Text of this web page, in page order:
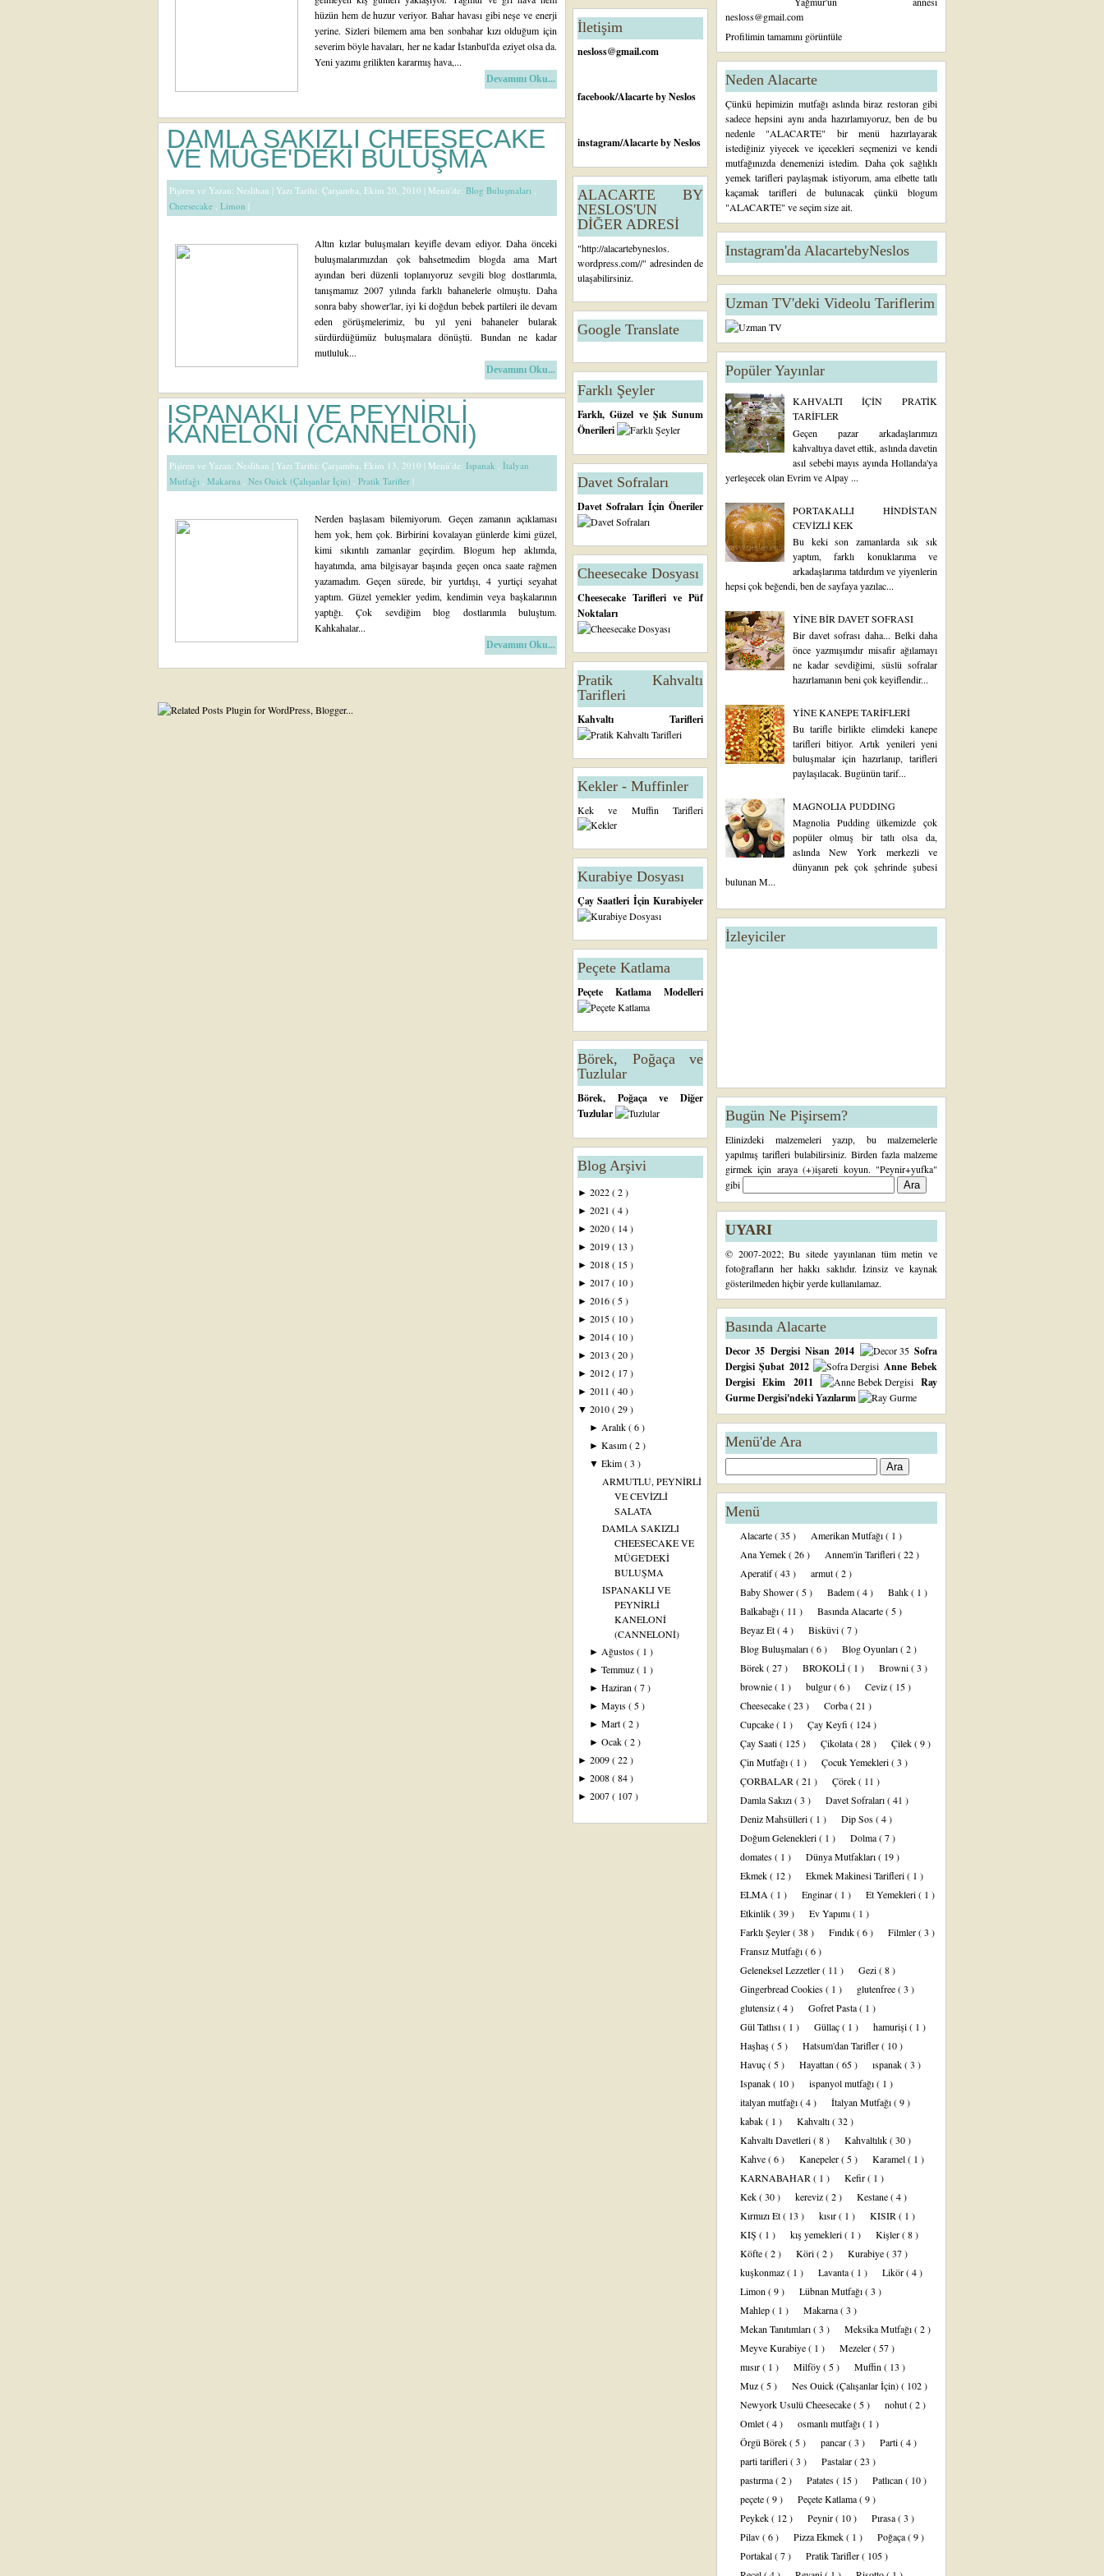
hüzün hem de huzur veriyor. Bahar havası gibi neşe ve enerji
yerine. Sizleri bilemem ama ben sonbahar kızı olduğum için
severim böyle havaları, her ne kadar İstanbul'da eziyet olsa da.
Yeni yazımı grilikten kararmış hava,...
Devamını Oku...
DAMLA SAKIZLI CHEESECAKE
VE MÜGE'DEKİ BULUŞMA
Pişiren ve Yazan: Neslihan | Yazı Tarihi: Çarşamba, Ekim 20, 2010 | Menü'de: Blog Buluşmaları ,
Cheesecake , Limon |
Altın kızlar buluşmaları keyifle devam ediyor. Daha önceki
buluşmalarımızdan çok bahsetmedim blogda ama Mart
ayından beri düzenli toplanıyoruz sevgili blog dostlarımla,
tanışmamız 2007 yılında farklı bahanelerle olmuştu. Daha
sonra baby shower'lar, iyi ki doğdun bebek partileri ile devam
eden görüşmelerimiz, bu yıl yeni bahaneler bularak
sürdürdüğümüz buluşmalara dönüştü. Bundan ne kadar
mutluluk...
Devamını Oku...
ISPANAKLI VE PEYNİRLİ
KANELONİ (CANNELONİ)
Pişiren ve Yazan: Neslihan | Yazı Tarihi: Çarşamba, Ekim 13, 2010 | Menü'de: Ispanak , İtalyan
Mutfağı , Makarna , Nes Ouick (Çalışanlar İçin) , Pratik Tarifler |
Nerden başlasam bilemiyorum. Geçen zamanın açıklaması
hem yok, hem çok. Birbirini kovalayan günlerde kimi güzel,
kimi sıkıntılı zamanlar geçirdim. Blogum hep aklımda,
hayatımda, ama bilgisayar başında geçen onca saate rağmen
yazamadım. Geçen sürede, bir yurtdışı, 4 yurtiçi seyahat
yaptım. Güzel yemekler yedim, kendimin veya başkalarının
yaptığı. Çok sevdiğim blog dostlarımla buluştum.
Kahkahalar...
Devamını Oku...
a
İletişim
nesloss@gmail.com
facebook/Alacarte by Neslos
instagram/Alacarte by Neslos
ALACARTE BY
NESLOS'UN
DİĞER ADRESİ
"http://alacartebyneslos.
wordpress.com//" adresinden de
ulaşabilirsiniz.
Google Translate
Farklı Şeyler
Farklı, Güzel ve Şık Sunum
Önerileri
Davet Sofraları
Davet Sofraları İçin Öneriler
Cheesecake Dosyası
Cheesecake Tarifleri ve Püf
Noktaları
Pratik Kahvaltı
Tarifleri
Kahvaltı Tarifleri
Kekler - Muffinler
Kek ve Muffin Tarifleri
Kurabiye Dosyası
Çay Saatleri İçin Kurabiyeler
Peçete Katlama
Peçete Katlama Modelleri
Börek, Poğaça ve
Tuzlular
Börek, Poğaça ve Diğer
Tuzlular
Blog Arşivi
► 2022( 2 )
► 2021 ( 4 )
► 2020( 14 )
► 2019( 13 )
► 2018( 15 )
► 2017( 10 )
► 2016( 5 )
► 2015( 10 )
► 2014( 10 )
► 2013 ( 20 )
► 2012( 17 )
► 2011 ( 40 )
▼ 2010( 29 )
►Aralık( 6 )
►Kasım( 2 )
▼Ekim( 3 )
ARMUTLU, PEYNİRLİ
VE CEVİZLİ
SALATA
DAMLA SAKIZLI
CHEESECAKE VE
MÜGE'DEKİ
BULUŞMA
ISPANAKLI VE
PEYNİRLİ
KANELONİ
(CANNELONİ)
►Ağustos( 1 )
►Temmuz( 1 )
►Haziran( 7 )
►Mayıs( 5 )
►Mart( 2 )
►Ocak( 2 )
► 2009( 22 )
► 2008( 84 )
► 2007( 107 )
nesloss@gmail.com
Profilimin tamamını görüntüle
Neden Alacarte
Çünkü hepimizin mutfağı aslında biraz restoran gibi
sadece hepsini aynı anda hazırlamıyoruz, ben de bu
nedenle "ALACARTE" bir menü hazırlayarak
istediğiniz yiyecek ve içecekleri seçmenizi ve kendi
mutfağınızda denemenizi istedim. Daha çok sağlıklı
yemek tarifleri paylaşmak istiyorum, ama elbette tatlı
kaçamak tarifleri de bulunacak çünkü blogum
"ALACARTE" ve seçim size ait.
Instagram'da AlacartebyNeslos
Uzman TV'deki Videolu Tariflerim
Popüler Yayınlar
KAHVALTI İÇİN PRATİK
TARİFLER
Geçen pazar arkadaşlarımızı
kahvaltıya davet ettik, aslında davetin
asıl sebebi mayıs ayında Hollanda'ya
yerleşecek olan Evrim ve Alpay ...
PORTAKALLI HİNDİSTAN
CEVİZLİ KEK
Bu keki son zamanlarda sık sık
yaptım, farklı konuklarıma ve
arkadaşlarıma tatdırdım ve yiyenlerin
hepsi çok beğendi, ben de sayfaya yazılac...
YİNE BİR DAVET SOFRASI
Bir davet sofrası daha... Belki daha
önce yazmışımdır misafir ağılamayı
ne kadar sevdiğimi, süslü sofralar
hazırlamanın beni çok keyiflendir...
YİNE KANEPE TARİFLERİ
Bu tarifle birlikte elimdeki kanepe
tarifleri bitiyor. Artık yenileri yeni
buluşmalar için hazırlanıp, tarifleri
paylaşılacak. Bugünün tarif...
MAGNOLIA PUDDING
Magnolia Pudding ülkemizde çok
popüler olmuş bir tatlı olsa da,
aslında New York merkezli ve
dünyanın pek çok şehrinde şubesi
bulunan M...
İzleyiciler
Bugün Ne Pişirsem?
Elinizdeki malzemeleri yazıp, bu malzemelerle
yapılmış tarifleri bulabilirsiniz. Birden fazla malzeme
girmek için araya (+)işareti koyun. "Peynir+yufka"
gibi
UYARI
© 2007-2022; Bu sitede yayınlanan tüm metin ve
fotoğrafların her hakkı saklıdır. İzinsiz ve kaynak
gösterilmeden hiçbir yerde kullanılamaz.
Basında Alacarte
Decor 35 Dergisi Nisan 2014
Sofra
Dergisi Şubat 2012
Anne Bebek
Dergisi Ekim 2011
Ray
Gurme Dergisi'ndeki Yazılarım
Menü'de Ara
Menü
Alacarte( 35 ) Amerikan Mutfağı( 1 )
Ana Yemek( 26 ) Annem'in Tarifleri( 22 )
Aperatif( 43 ) armut( 2 )
Baby Shower( 5 ) Badem( 4 ) Balık( 1 )
Balkabağı( 11 ) Basında Alacarte( 5 )
Beyaz Et( 4 ) Bisküvi( 7 )
Blog Buluşmaları( 6 ) Blog Oyunları( 2 )
Börek( 27 ) BROKOLİ( 1 ) Browni( 3 )
brownie( 1 ) bulgur( 6 ) Ceviz( 15 )
Cheesecake( 23 ) Corba( 21 )
Cupcake( 1 ) Çay Keyfi ( 124 )
Çay Saati( 125 ) Çikolata( 28 ) Çilek( 9 )
Çin Mutfağı( 1 ) Çocuk Yemekleri( 3 )
ÇORBALAR ( 21 ) Çörek( 11 )
Damla Sakızı( 3 ) Davet Sofraları( 41 )
Deniz Mahsülleri( 1 ) Dip Sos( 4 )
Doğum Gelenekleri( 1 ) Dolma( 7 )
domates( 1 ) Dünya Mutfakları( 19 )
Ekmek( 12 ) Ekmek Makinesi Tarifleri( 1 )
ELMA ( 1 ) Enginar( 1 ) Et Yemekleri( 1 )
Etkinlik( 39 ) Ev Yapımı( 1 )
Farklı Şeyler( 38 ) Fındık( 6 ) Filmler( 3 )
Fransız Mutfağı( 6 )
Geleneksel Lezzetler( 11 ) Gezi( 8 )
Gingerbread Cookies( 1 ) glutenfree( 3 )
glutensiz( 4 ) Gofret Pasta( 1 )
Gül Tatlısı( 1 ) Güllaç( 1 ) hamurişi( 1 )
Haşhaş( 5 ) Hatsum'dan Tarifler( 10 )
Havuç( 5 ) Hayattan ( 65 ) ıspanak( 3 )
Ispanak( 10 ) ispanyol mutfağı( 1 )
italyan mutfağı( 4 ) İtalyan Mutfağı( 9 )
kabak( 1 ) Kahvaltı( 32 )
Kahvaltı Davetleri( 8 ) Kahvaltılık( 30 )
Kahve( 6 ) Kanepeler( 5 ) Karamel( 1 )
KARNABAHAR ( 1 ) Kefir( 1 )
Kek( 30 ) kereviz( 2 ) Kestane( 4 )
Kırmızı Et( 13 ) kısır( 1 ) KISIR ( 1 )
KIŞ ( 1 ) kış yemekleri( 1 ) Kişler( 8 )
Köfte( 2 ) Köri( 2 ) Kurabiye( 37 )
kuşkonmaz( 1 ) Lavanta( 1 ) Likör( 4 )
Limon ( 9 ) Lübnan Mutfağı( 3 )
Mahlep( 1 ) Makarna( 3 )
Mekan Tanıtımları( 3 ) Meksika Mutfağı( 2 )
Meyve Kurabiye( 1 ) Mezeler( 57 )
mısır( 1 ) Milföy( 5 ) Muffin ( 13 )
Muz( 5 ) Nes Ouick (Çalışanlar İçin)( 102 )
Newyork Usulü Cheesecake( 5 ) nohut( 2 )
Omlet( 4 ) osmanlı mutfağı( 1 )
Örgü Börek( 5 ) pancar( 3 ) Parti( 4 )
parti tarifleri( 3 ) Pastalar( 23 )
pastırma( 2 ) Patates( 15 ) Patlıcan ( 10 )
peçete( 9 ) Peçete Katlama( 9 )
Peykek( 12 ) Peynir( 10 ) Pırasa( 3 )
Pilav( 6 ) Pizza Ekmek( 1 ) Poğaça( 9 )
Portakal( 7 ) Pratik Tarifler( 105 )